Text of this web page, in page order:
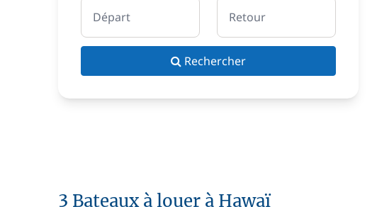
Départ Retour
Rechercher
3 Bateaux à louer à Hawaï